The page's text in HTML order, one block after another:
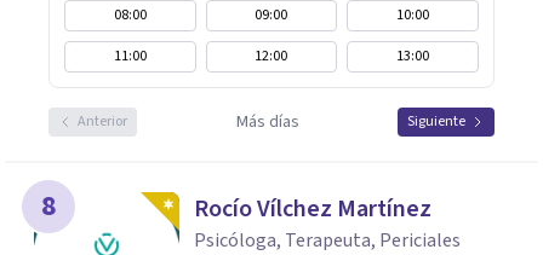
08:00 09:00
10:00
11:00
12:00 13:00
Anterior Más días Siguiente
8 Rocío Vílchez Martínez
Psicóloga, Terapeuta, Periciales